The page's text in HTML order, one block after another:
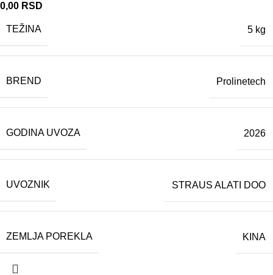
0,00 RSD
TEŽINA 5 kg
BREND Prolinetech
GODINA UVOZA 2026
UVOZNIK STRAUS ALATI DOO
ZEMLJA POREKLA KINA